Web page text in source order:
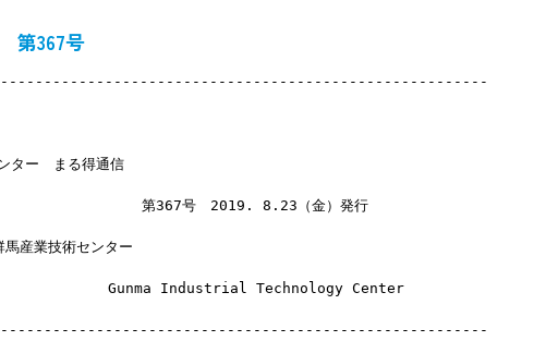
第367号
ター　まる得通信
　　　　　　　　　第367号　2019. 8.23（金）発行
産業技術センター
　　　　　　　　Gunma Industrial Technology Center